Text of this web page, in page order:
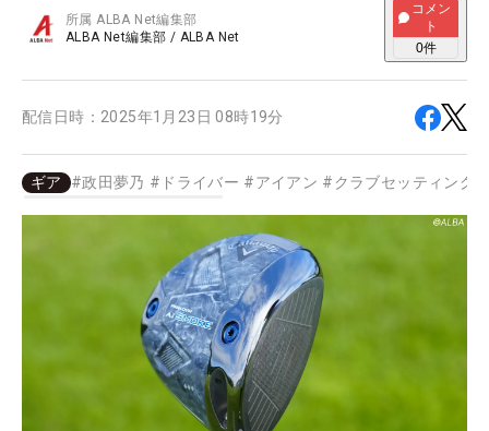
所属ALBA Net編集部
ALBA Net編集部 / ALBA Net
コメン
ト
0件
配信日時： 2025年1月23日 08時19分
ギア #政田夢乃 # ドライバー #アイアン # クラブセッティング